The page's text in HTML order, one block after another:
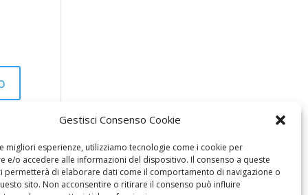
Gestisci Consenso Cookie
migliori esperienze, utilizziamo tecnologie come i cookie per
e/o accedere alle informazioni del dispositivo. Il consenso a queste
permetterà di elaborare dati come il comportamento di navigazione o
sito. Non acconsentire o ritirare il consenso può influire